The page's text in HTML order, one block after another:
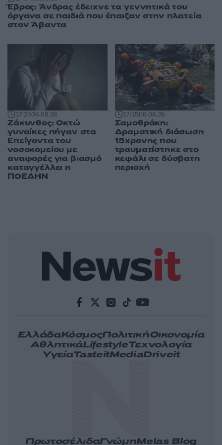
Έβρος: Άνδρας έδειχνε τα γεννητικά του
όργανα σε παιδιά που έπαιζαν στην πλατεία
στον Άβαντα
17:2506.08.26
Ζάκυνθος: Οκτώ
γυναίκες πήγαν στα
Επείγοντα του
νοσοκομείου με
αναφορές για βιασμό
καταγγέλλει η
ΠΟΕΔΗΝ
17:1506.08.26
Σαμοθράκη:
Δραματική διάσωση
15χρονης που
τραυματίστηκε στο
κεφάλι σε δύσβατη
περιοχή
ΕλλάδαΚόσμοςΠολιτικήΟικονομία
ΑθλητικάLifestyleΤεχνολογία
ΥγείαTasteitMediaDriveit
ΠρωτοσέλιδαΓνώμηMelas Blog